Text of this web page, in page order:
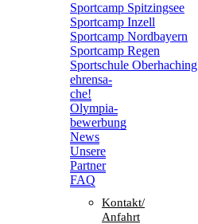
Sport­camp Spitzingsee
Sport­camp Inzell
Sport­camp Nordbayern
Sport­camp Regen
Sport­schule Oberhaching
ehren­sa­
che!
Olym­pia­
be­wer­bung
News
Unsere
Part­ner
FAQ
Kontakt/​​
Anfahrt